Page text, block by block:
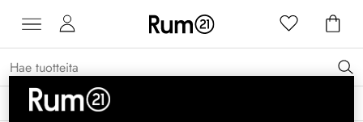
Saat 15 % alennusta Grythyttan Stålmöbler -tuotteista* →